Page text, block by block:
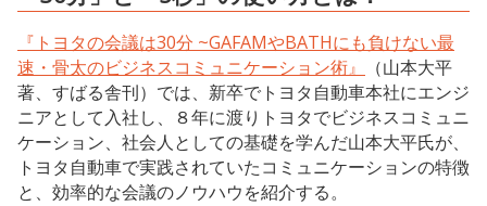
『トヨタの会議は30分 ~GAFAMやBATHにも負けない最
速・骨太のビジネスコミュニケーション術』
（山本大平
著、すばる舎刊）では、新卒でトヨタ自動車本社にエンジ
ニアとして入社し、８年に渡りトヨタでビジネスコミュニ
ケーション、社会人としての基礎を学んだ山本大平氏が、
トヨタ自動車で実践されていたコミュニケーションの特徴
と、効率的な会議のノウハウを紹介する。